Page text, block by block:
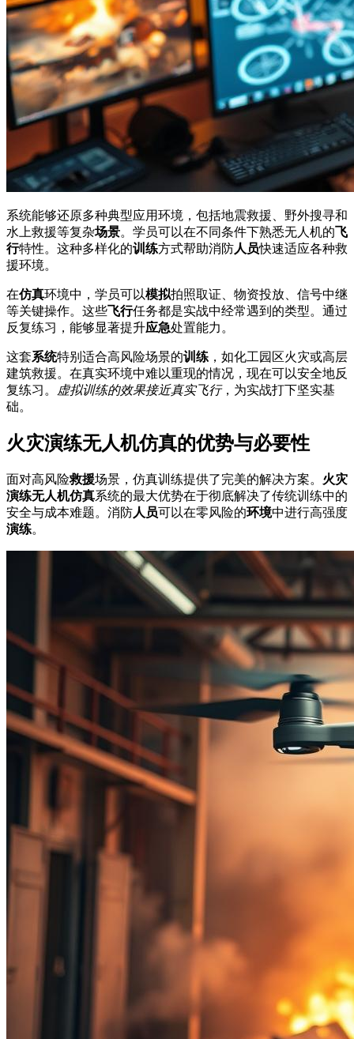
系统能够还原多种典型应用环境，包括地震救援、野外搜寻和
水上救援等复杂场景。学员可以在不同条件下熟悉无人机的飞
行特性。这种多样化的训练方式帮助消防人员快速适应各种救
援环境。
在仿真环境中，学员可以模拟拍照取证、物资投放、信号中继
等关键操作。这些飞行任务都是实战中经常遇到的类型。通过
反复练习，能够显著提升应急处置能力。
这套系统特别适合高风险场景的训练 ，如化工园区火灾或高层
建筑救援。在真实环境中难以重现的情况，现在可以安全地反
复练习。
虚拟训练的效果接近真实飞行，为实战打下坚实基
础。
火灾演练无人机仿真的优势与必要性
面对高风险救援场景，仿真训练提供了完美的解决方案。 火灾
演练无人机仿真系统的最大优势在于彻底解决了传统训练中的
安全与成本难题。消防人员可以在零风险的环境中进行高强度
演练。